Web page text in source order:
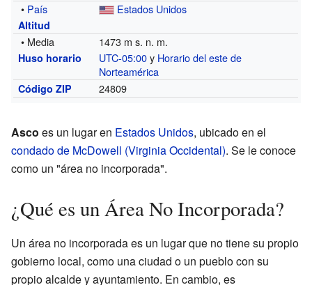
• País Estados Unidos
Altitud
• Media 1473 m s. n. m.
Huso horario UTC-05:00y Horario del este de
Norteamérica
Código ZIP 24809
Asco es un lugar en Estados Unidos, ubicado en el
condado de McDowell (Virginia Occidental). Se le conoce
como un "área no incorporada".
¿Qué es un Área No Incorporada?
Un área no incorporada es un lugar que no tiene su propio
gobierno local, como una ciudad o un pueblo con su
propio alcalde y ayuntamiento. En cambio, es